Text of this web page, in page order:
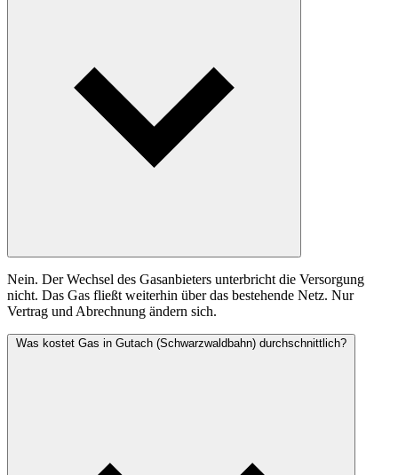
Nein. Der Wechsel des Gasanbieters unterbricht die Versorgung
nicht. Das Gas fließt weiterhin über das bestehende Netz. Nur
Vertrag und Abrechnung ändern sich.
Was kostet Gas in Gutach (Schwarzwaldbahn) durchschnittlich?